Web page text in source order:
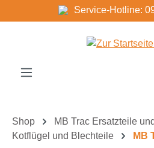
Zum Hauptinhalt springen
Service-Hotline:
Shop
MB Trac Ersatzteile
Kotflügel und Blechteile
MB